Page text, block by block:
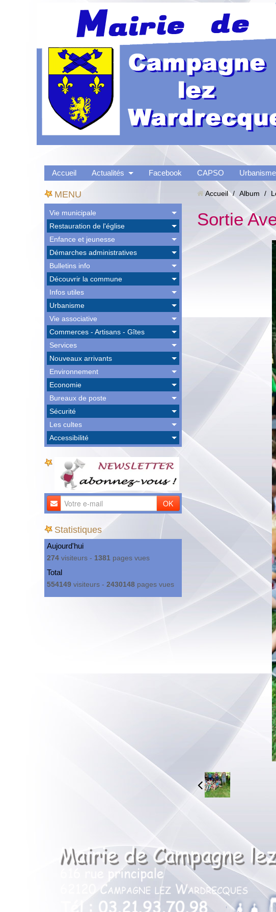
Accueil Actualités Facebook CAPSO Urbanisme
MENU
Vie municipale
Restauration de l'église
Enfance et jeunesse
Démarches administratives
Bulletins info
Découvrir la commune
Infos utiles
Urbanisme
Vie associative
Commerces - Artisans - Gîtes
Services
Nouveaux arrivants
Environnement
Economie
Bureaux de poste
Sécurité
Les cultes
Accessibilité
OK
Statistiques
Aujourd'hui
274 visiteurs - 1381 pages vues
Total
554149 visiteurs - 2430148 pages vues
Accueil / Album /
Sortie